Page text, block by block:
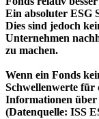
Ein absoluter ESG
Dies sind jedoch
Unternehmen
zu machen.
Wenn ein Fonds
Schwellenwerte
Informationen
(Datenquelle: ISS